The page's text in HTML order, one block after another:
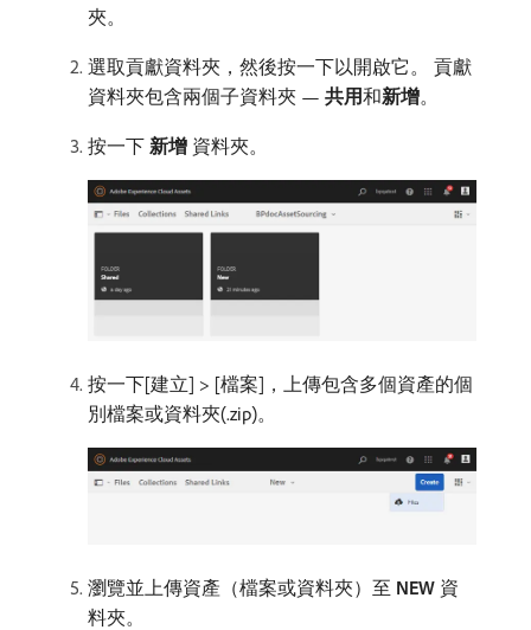
夾。
選取貢獻資料夾，然後按一下以開啟它。 貢獻
資料夾包含兩個子資料夾 — 共用​和​新增。
按一下​ 新增 ​資料夾。
按一下[建立​] > [檔案​]，上傳包含多個資產的個
別檔案或資料夾(.zip)。
瀏覽並上傳資產（檔案或資料夾）至​ NEW ​資
料夾。